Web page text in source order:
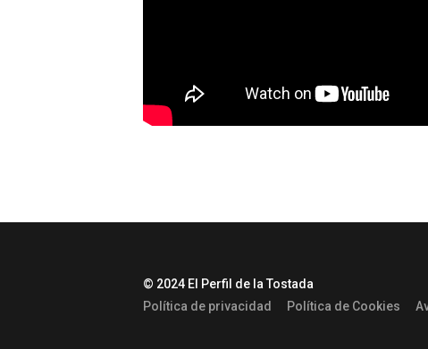
© 2024 El Perfil de la Tostada
Política de privacidad
Política de Cookies